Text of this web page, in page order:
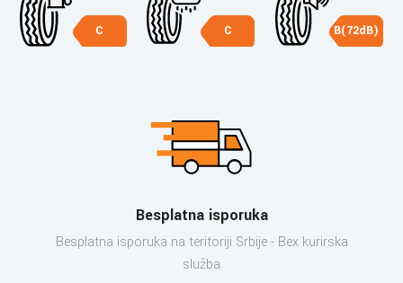
C C B(72dB)
Besplatna isporuka
Besplatna isporuka na teritoriji Srbije - Bex kurirska
služba